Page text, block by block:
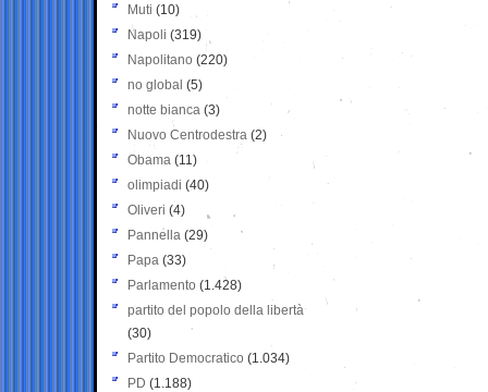
Muti (10)
Napoli (319)
Napolitano (220)
no global (5)
notte bianca (3)
Nuovo Centrodestra (2)
Obama (11)
olimpiadi (40)
Oliveri (4)
Pannella (29)
Papa (33)
Parlamento (1.428)
partito del popolo della libertà
(30)
Partito Democratico (1.034)
PD (1.188)